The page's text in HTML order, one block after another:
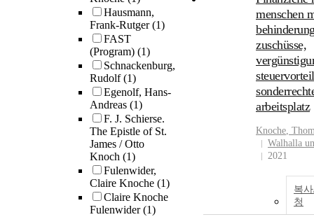
Hausmann,
Frank-Rutger(1)
FAST
(Program) (1)
Schnackenburg,
Rudolf(1)
Egenolf, Hans-
Andreas (1)
F. J. Schierse.
The Epistle of St.
James / Otto
Knoch (1)
Fulenwider,
Claire Knoche (1)
Claire Knoche
Fulenwider(1)
menschen
zuschüsse,
arbeitsplatz
Knoche,
Walhalla
2021
복
청